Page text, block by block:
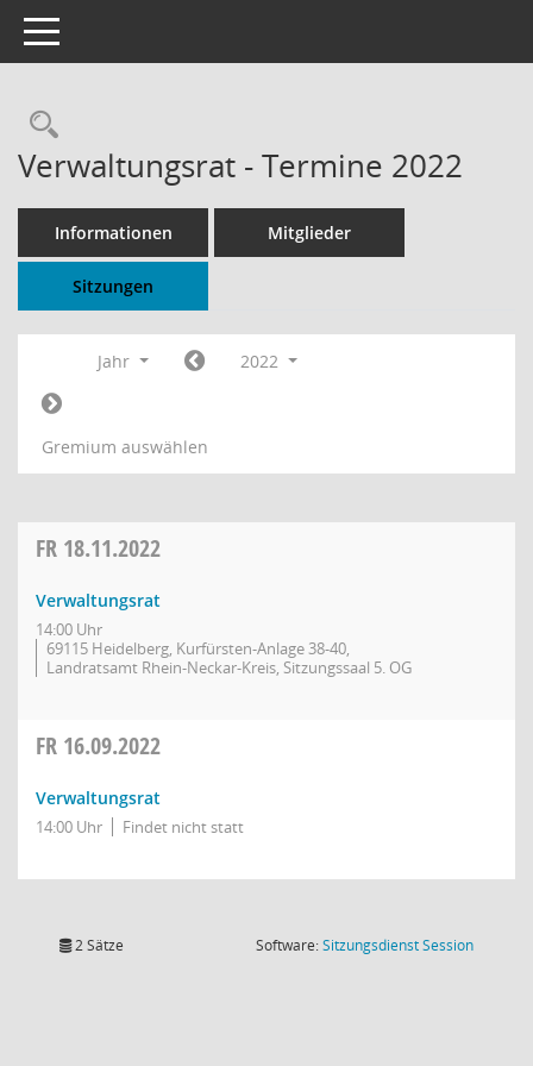
Toggle navigation
Rechercheauswahl
Verwaltungsrat - Termine 2022
Informationen Mitglieder
Sitzungen
Jahr 2022
Gremium auswählen
FR 18.11.2022
Verwaltungsrat
14:00 Uhr
69115 Heidelberg, Kurfürsten-Anlage 38-40,
Landratsamt Rhein-Neckar-Kreis, Sitzungssaal 5. OG
FR 16.09.2022
Verwaltungsrat
14:00 Uhr Findet nicht statt
2 Sätze Software:SitzungsdienstSession(Wird in